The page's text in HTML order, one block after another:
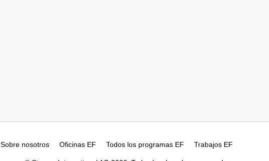
Sobre nosotros Oficinas EF Todos los programas EF Trabajos EF